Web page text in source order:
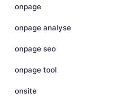
onpage
onpage analyse
onpage seo
onpage tool
onsite